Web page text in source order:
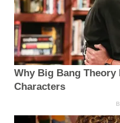
Why Big Bang Theory
Characters